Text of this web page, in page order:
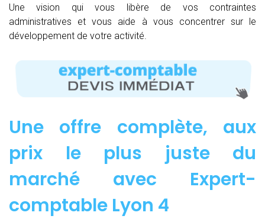
Une vision qui vous libère de vos contraintes
administratives et vous aide à vous concentrer sur le
développement de votre activité.
Une offre complète, aux
prix le plus juste du
marché avec Expert-
comptable Lyon 4